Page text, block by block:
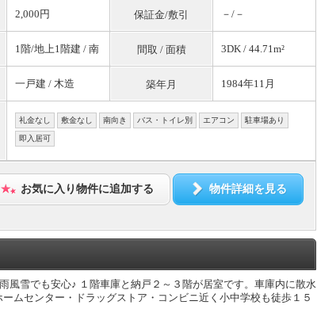
2,000円 保証金/敷引 －/－
1階/地上1階建 / 南 間取 / 面積 3DK / 44.71m²
一戸建 / 木造 築年月 1984年11月
礼金なし 敷金なし 南向き バス・トイレ別 エアコン 駐車場あり
即入居可
お気に入り物件に追加する 物件詳細を見る
風雪でも安心♪ １階車庫と納戸２～３階が居室です。車庫内に散水
ムセンター・ドラッグストア・コンビニ近く小中学校も徒歩１５